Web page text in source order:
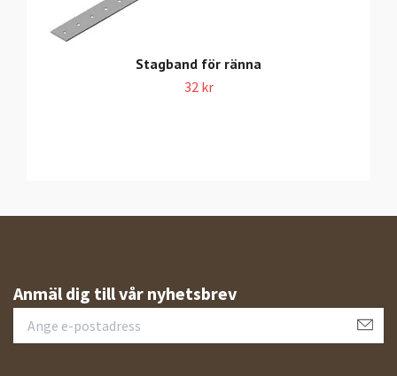
Stagband för ränna
32 kr
Anmäl dig till vår nyhetsbrev